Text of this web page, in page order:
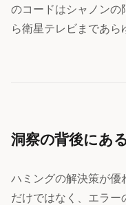
のコードはシャノン
ら衛星テレビまであら
洞察の背後にあ
ハミングの解決策が優
だけではなく、エラー